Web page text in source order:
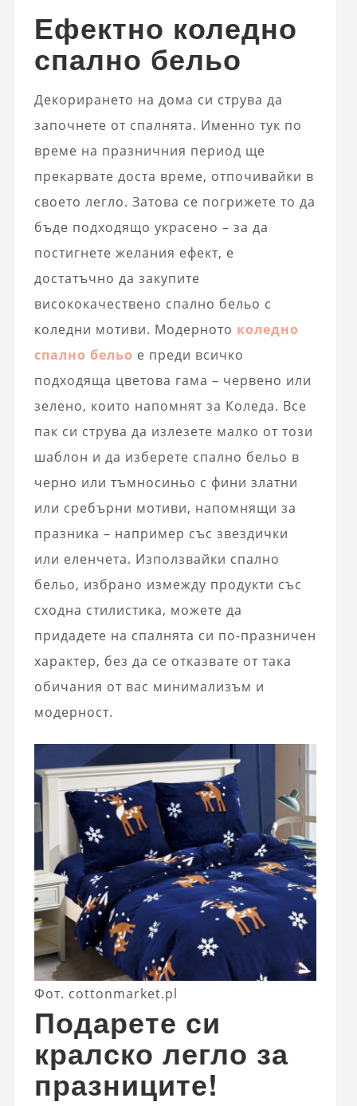
Ефектно коледно
спално бельо
Декорирането на дома си струва да
започнете от спалнята. Именно тук по
време на празничния период ще
прекарвате доста време, отпочивайки в
своето легло. Затова се погрижете то да
бъде подходящо украсено – за да
постигнете желания ефект, е
достатъчно да закупите
висококачествено спално бельо с
коледни мотиви. Модерното коледно
спално бельо е преди всичко
подходяща цветова гама – червено или
зелено, които напомнят за Коледа. Все
пак си струва да излезете малко от този
шаблон и да изберете спално бельо в
черно или тъмносиньо с фини златни
или сребърни мотиви, напомнящи за
празника – например със звездички
или еленчета. Използвайки спално
бельо, избрано измежду продукти със
сходна стилистика, можете да
придадете на спалнята си по-празничен
характер, без да се отказвате от така
обичания от вас минимализъм и
модерност.
Фот. cottonmarket.pl
Подарете си
кралско легло за
празниците!